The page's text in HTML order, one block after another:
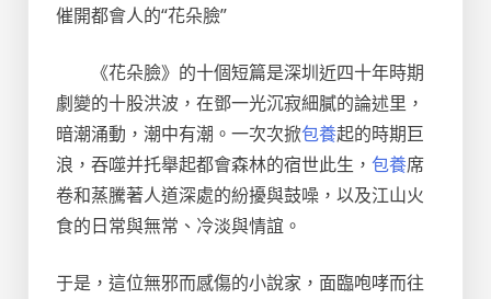
催開都會人的“花朵臉”
《花朵臉》的十個短篇是深圳近四十年時期
劇變的十股洪波，在鄧一光沉寂細膩的論述里，
暗潮涌動，潮中有潮。一次次掀包養起的時期巨
浪，吞噬并托舉起都會森林的宿世此生， 包養席
卷和蒸騰著人道深處的紛擾與鼓噪，以及江山火
食的日常與無常、冷淡與情誼。
于是，這位無邪而感傷的小說家，面臨咆哮而往